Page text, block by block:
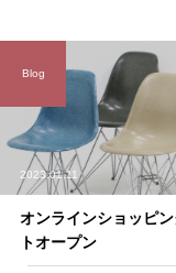
2023.01.11
オンラインショッピン
トオープン
Blog